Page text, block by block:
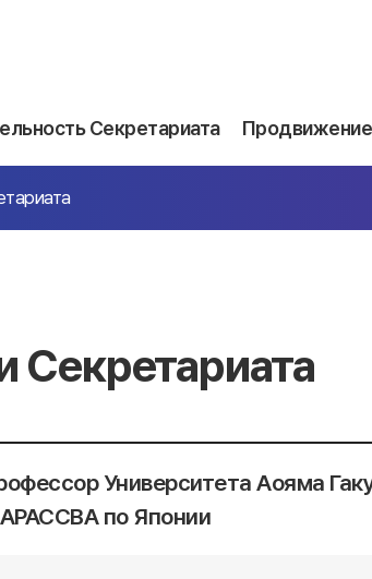
Секретариата Продвижение
Секретариата
Университета Аояма
по Японии